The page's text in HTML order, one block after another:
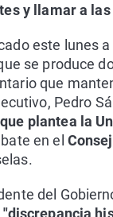
y llamar a
este lunes
se produce
que
Pedro
plantea la
en el
del
"discrepancia